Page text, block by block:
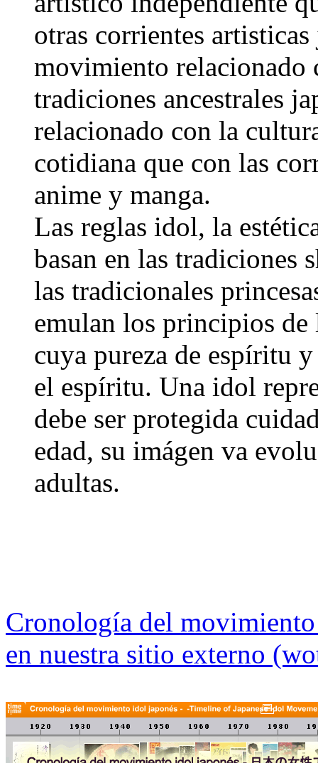
otras corrientes
movimiento relacionado
tradiciones ancestrales
relacionado con la
cotidiana que con las
anime y manga.
Las reglas idol, la
basan en las tradiciones
las tradicionales
emulan los principios de
cuya pureza de espíritu
el espíritu. Una idol
debe ser protegida
edad, su imágen va
adultas.
Cronología del
en nuestra sitio externo